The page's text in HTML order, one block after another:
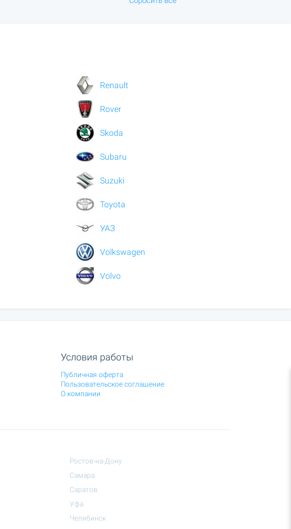
Renault
Rover
Skoda
Subaru
Suzuki
Toyota
УАЗ
Volkswagen
Volvo
Условия работы
Публичная оферта
Пользовательское соглашение
О компании
Ростов-на-Дону
Самара
Саратов
Уфа
Челябинск